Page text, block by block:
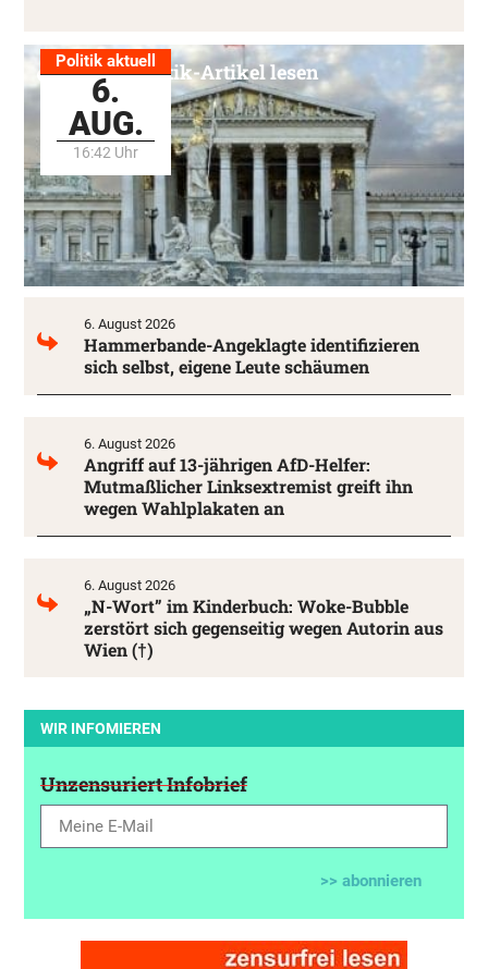
Politik aktuell
6.
AUG.
16:42 Uhr
Alle Politik-Artikel lesen
6. August 2026
Hammerbande-Angeklagte identifizieren
sich selbst, eigene Leute schäumen
6. August 2026
Angriff auf 13-jährigen AfD-Helfer:
Mutmaßlicher Linksextremist greift ihn
wegen Wahlplakaten an
6. August 2026
„N-Wort” im Kinderbuch: Woke-Bubble
zerstört sich gegenseitig wegen Autorin aus
Wien (†)
WIR INFOMIEREN
Unzensuriert Infobrief
>> abonnieren